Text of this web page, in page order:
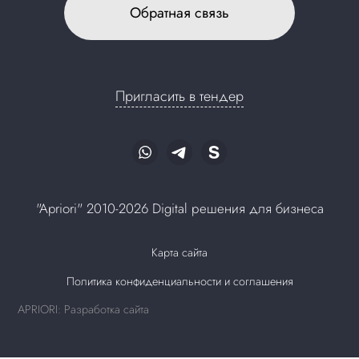
Обратная связь
Пригласить в тендер
"Apriori" 2010-2026 Digital решения для бизнеса
Карта сайта
Политика конфиденциальности и соглашения
APRIORI: Разработка сайта